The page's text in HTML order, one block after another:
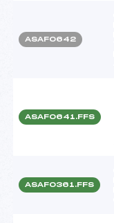
ASAF0642
ASAF0641.FFS
ASAF0361.FFS